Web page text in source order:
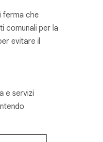
ferma che
comunali per la
evitare il
e servizi